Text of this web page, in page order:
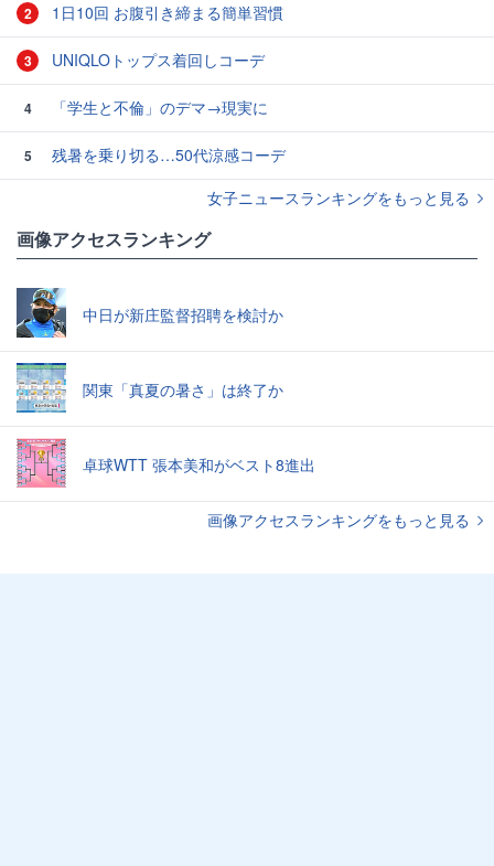
2 1日10回 お腹引き締まる簡単習慣
3 UNIQLOトップス着回しコーデ
4 「学生と不倫」のデマ→現実に
5
残暑を乗り切る…50代涼感コーデ
女子ニュースランキングをもっと見る
画像アクセスランキング
中日が新庄監督招聘を検討か
関東「真夏の暑さ」は終了か
卓球WTT 張本美和がベスト8進出
画像アクセスランキングをもっと見る